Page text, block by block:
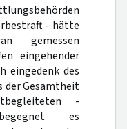
- hätte
gemessen
eingehender
eingedenk des
der Gesamtheit
-
es